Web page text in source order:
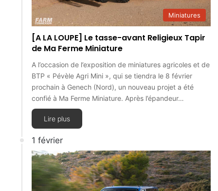
Miniatures
[A LA LOUPE] Le tasse-avant Religieux Tapir
de Ma Ferme Miniature
A l’occasion de l’exposition de miniatures agricoles et de
BTP « Pévèle Agri Mini », qui se tiendra le 8 février
prochain à Genech (Nord), un nouveau projet a été
confié à Ma Ferme Miniature. Après l’épandeur…
Lire plus
1 février